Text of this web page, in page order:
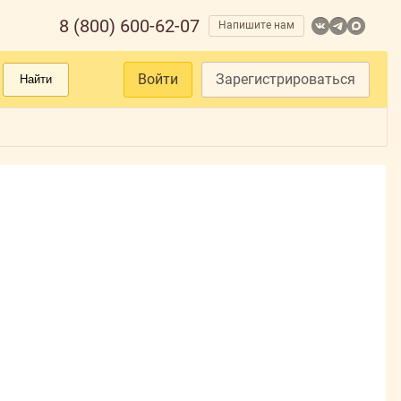
8 (800) 600-62-07 Напишите нам
Найти Войти Зарегистрироваться